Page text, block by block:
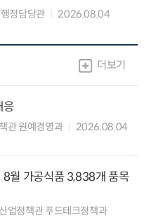
정담당관
2026.08.04
더보기
응
관 원예경영과
2026.08.04
8월 가공식품 3,838개 품목
업정책관 푸드테크정책과